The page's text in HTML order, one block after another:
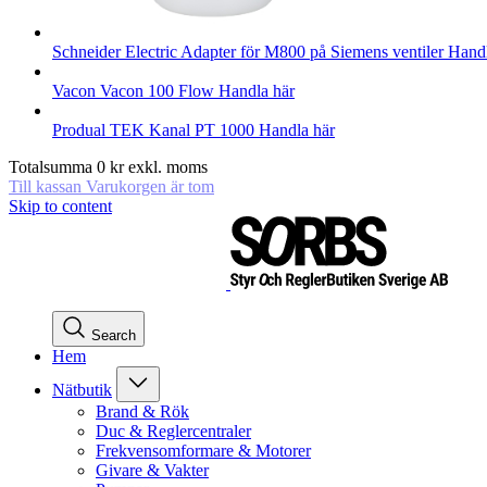
Schneider Electric Adapter för M800 på Siemens ventiler
Vacon Vacon 100 Flow Handla här
Produal TEK Kanal PT 1000 Handla här
Totalsumma 0 kr exkl. moms
Till kassan Varukorgen är tom
Skip to content
Search
Hem
Nätbutik
Brand & Rök
Duc & Reglercentraler
Frekvensomformare & Motorer
Givare & Vakter